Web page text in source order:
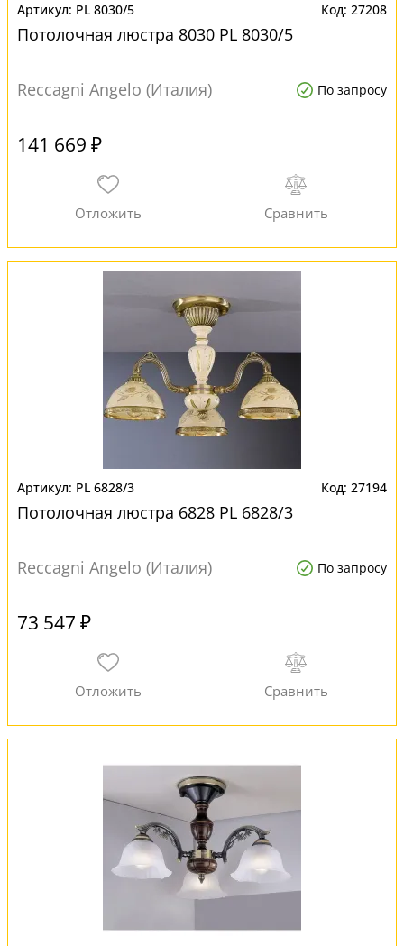
PL 8030/5 27208
Потолочная люстра 8030 PL 8030/5
Reccagni Angelo (Италия) По запросу
141 669 ₽
PL 6828/3 27194
Потолочная люстра 6828 PL 6828/3
Reccagni Angelo (Италия) По запросу
73 547 ₽